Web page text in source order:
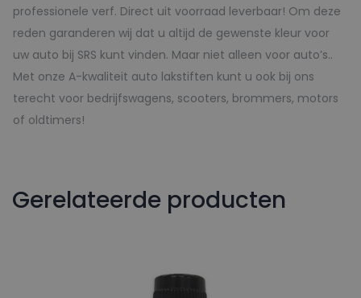
professionele verf. Direct uit voorraad leverbaar! Om deze
reden garanderen wij dat u altijd de gewenste kleur voor
uw auto bij SRS kunt vinden. Maar niet alleen voor auto’s..
Met onze A-kwaliteit auto lakstiften kunt u ook bij ons
terecht voor bedrijfswagens, scooters, brommers, motors
of oldtimers!
Gerelateerde producten